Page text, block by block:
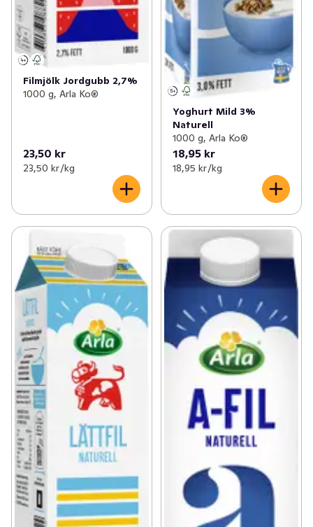
Filmjölk Jordgubb 2,7%
1000 g, Arla Ko®
23,50 kr
23,50 kr /kg
Yoghurt Mild 3%
Naturell
1000 g, Arla Ko®
18,95 kr
18,95 kr /kg